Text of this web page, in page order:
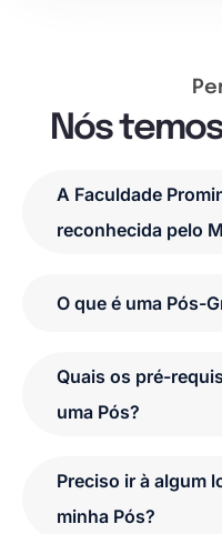
Nós
A Faculdade
reconhecida pelo
O que é uma Pós-
Quais os pré-
uma Pós?
Preciso ir à algum
minha Pós?